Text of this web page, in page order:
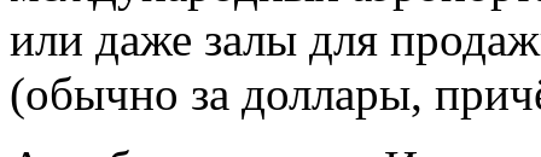
или даже залы для
(обычно за доллары,